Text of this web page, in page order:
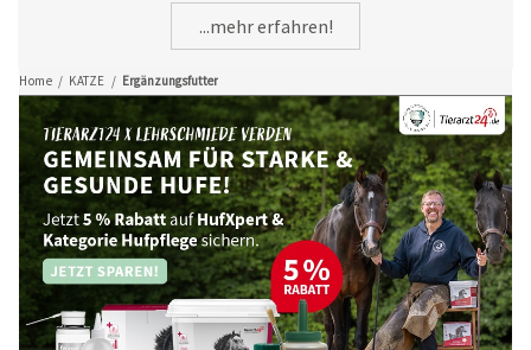
Home / KATZE / Ergänzungsfutter
...mehr erfahren!